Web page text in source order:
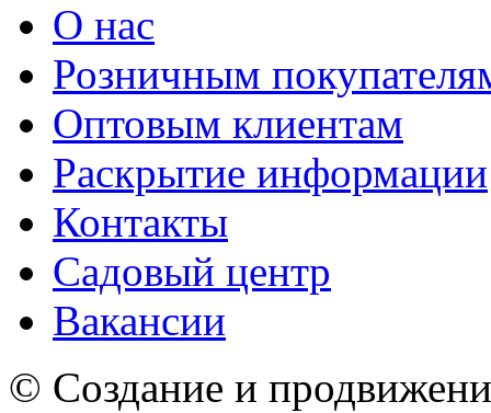
Ревивал (Revival) Розовый
О нас
Розничным
Оптовым клиентам
Раскрытие информации
Контакты
Садовый центр
Вакансии
© Создание и